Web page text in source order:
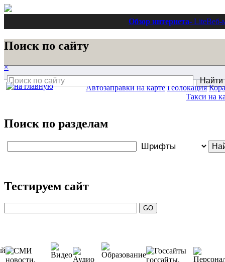
Обзор интернета- LiteВеб-
Поиск по сайту
×
Поиск по разделам
Тестируем сайт
Автозаправки на карте Геолокация
Такси на